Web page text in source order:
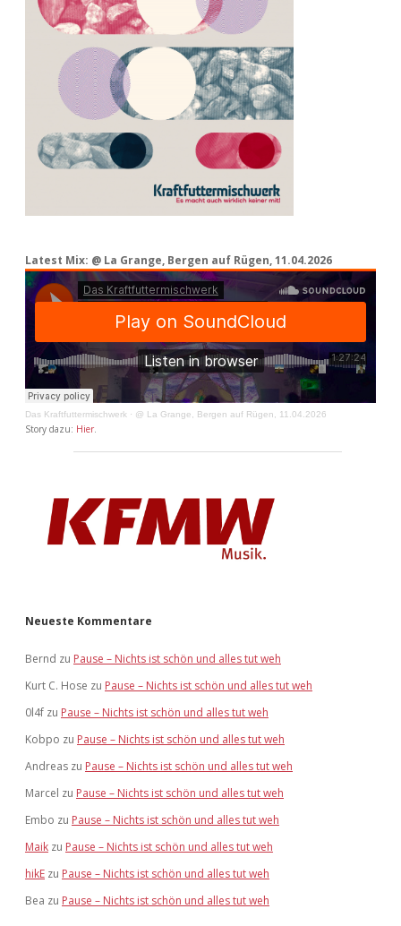
Latest Mix: @ La Grange, Bergen auf Rügen, 11.04.2026
Das Kraftfuttermischwerk · @ La Grange, Bergen auf Rügen, 11.04.2026
Story dazu: Hier
Neueste Kommentare
Bernd zu Pause – Nichts ist schön und alles tut weh
Kurt C. Hose zu Pause – Nichts ist schön und alles tut weh
0l4f zu Pause – Nichts ist schön und alles tut weh
Kobpo zu Pause – Nichts ist schön und alles tut weh
Andreas zu Pause – Nichts ist schön und alles tut weh
Marcel zu Pause – Nichts ist schön und alles tut weh
Embo zu Pause – Nichts ist schön und alles tut weh
Maik zu Pause – Nichts ist schön und alles tut weh
hikE zu Pause – Nichts ist schön und alles tut weh
Bea zu Pause – Nichts ist schön und alles tut weh